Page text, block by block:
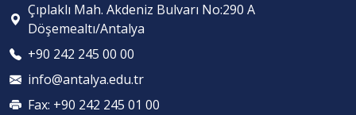
Çıplaklı Mah. Akdeniz Bulvarı No:290 A
Döşemealtı/Antalya
+90 242 245 00 00
info@antalya.edu.tr
Fax: +90 242 245 01 00